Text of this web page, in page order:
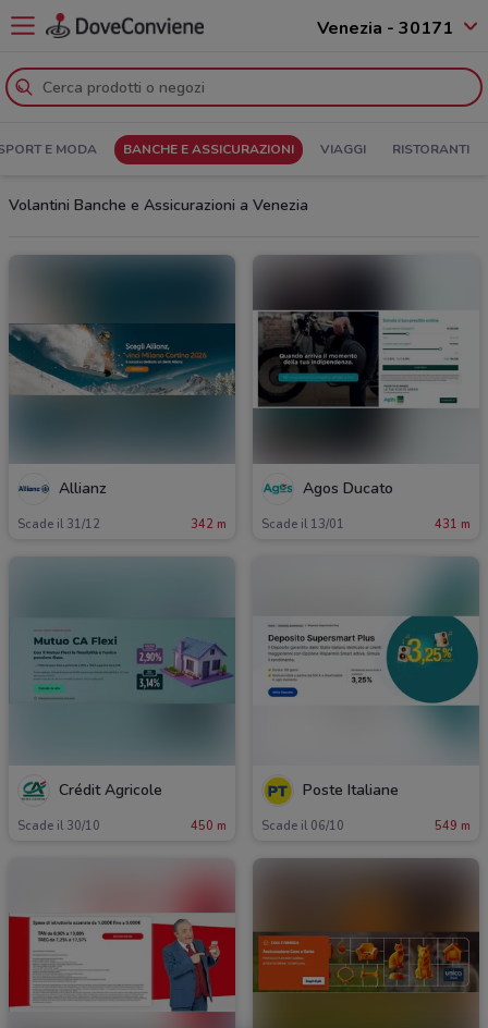
Venezia - 30171
E MODA BANCHE E ASSICURAZIONI VIAGGI RISTORANTI
Volantini Banche e Assicurazioni a Venezia
Allianz
Scade il 31/12 342 m
Agos Ducato
Scade il 13/01 431 m
Crédit Agricole
Scade il 30/10 450 m
Poste Italiane
Scade il 06/10 549 m